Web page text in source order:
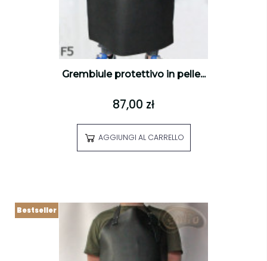
Grembiule protettivo in pelle...
87,00 zł
AGGIUNGI AL CARRELLO
Bestseller